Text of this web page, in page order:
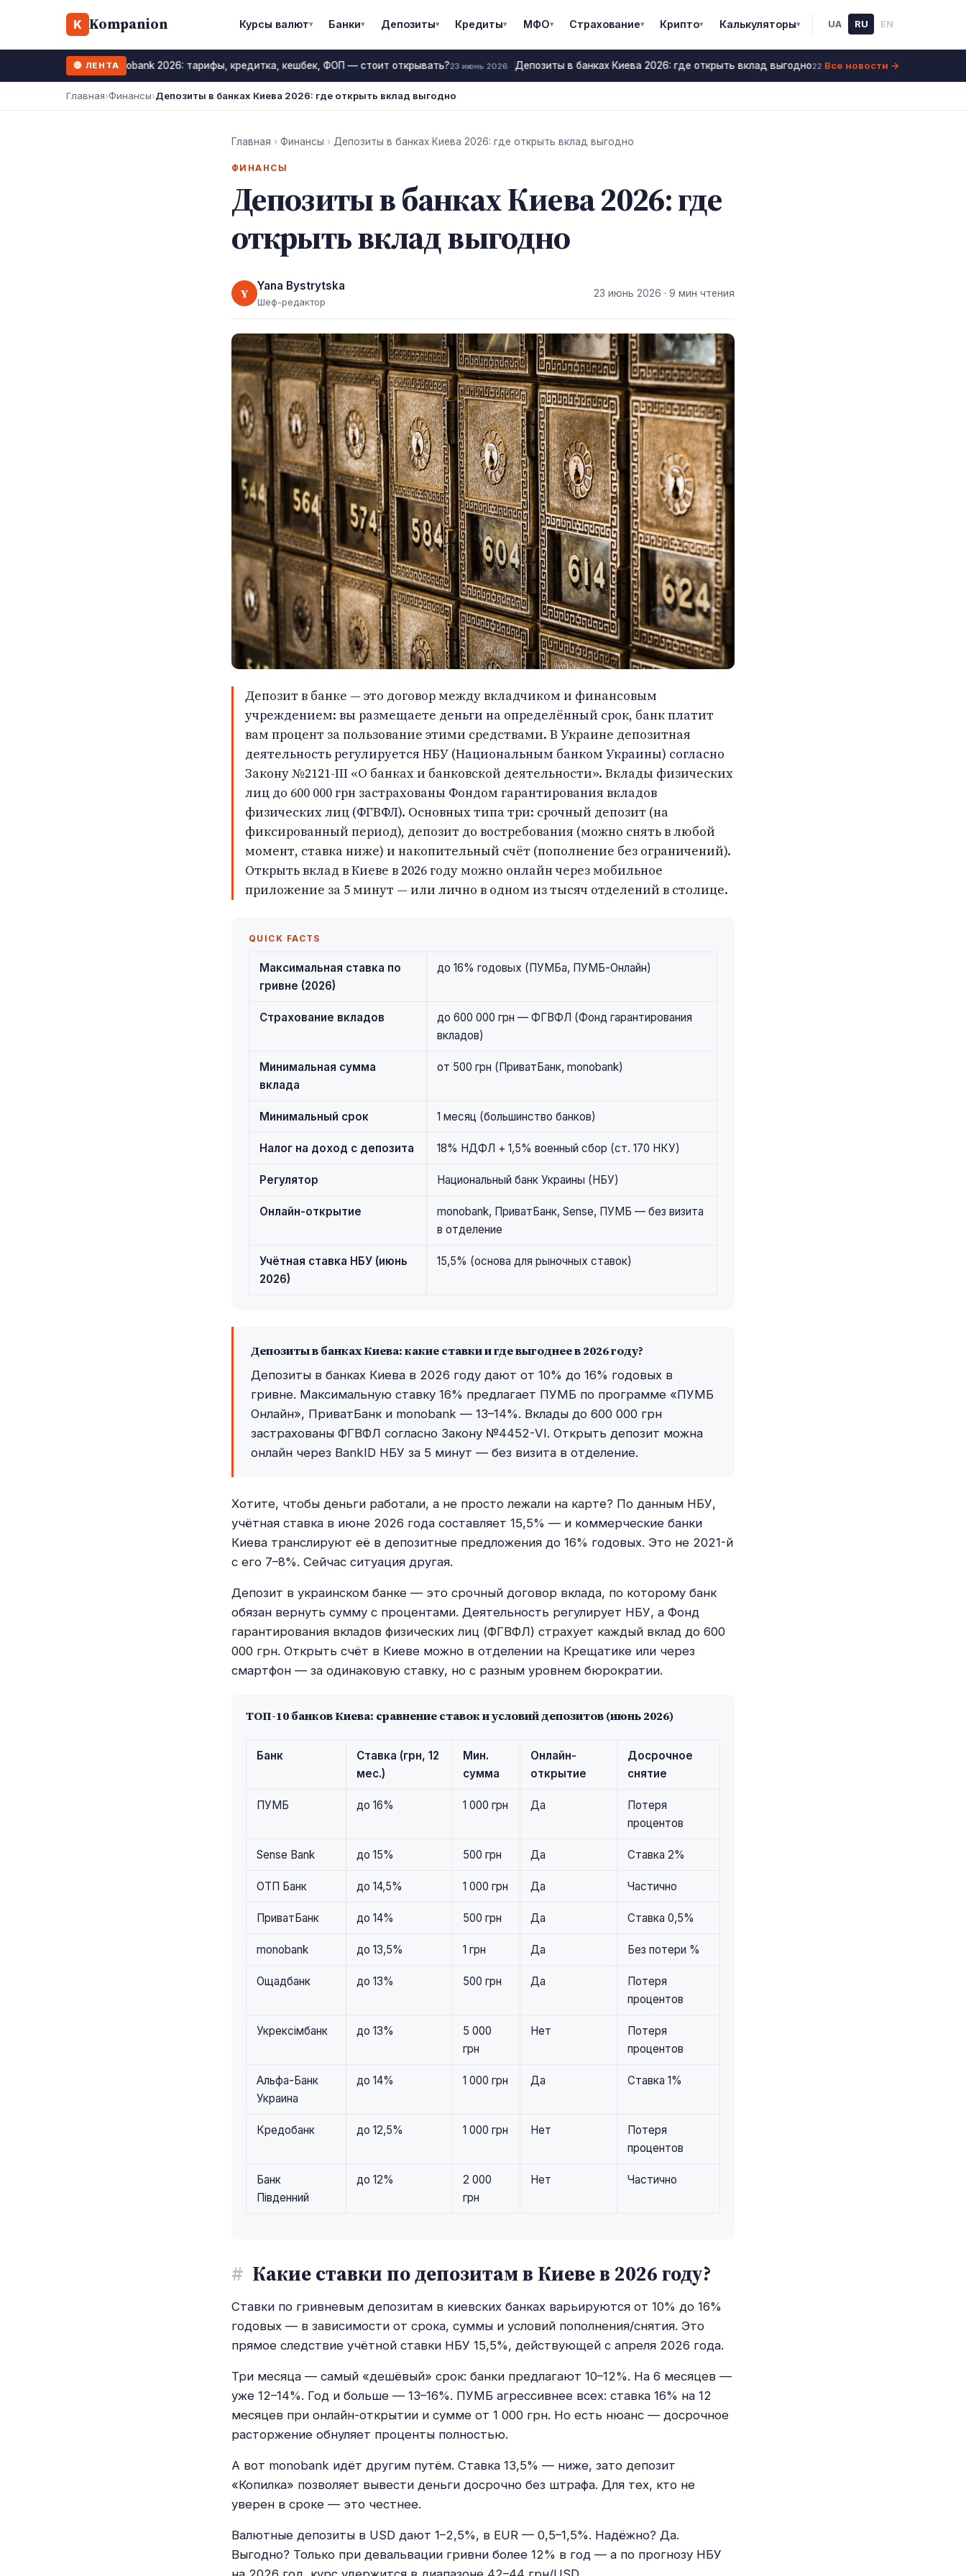
K Kompanion Курсы валют▾ Банки▾ Депозиты▾ Кредиты▾ МФО▾ Страхование▾ Крипто▾ Калькуляторы▾ UA RU EN
🔴 ЛЕНТА
12 июль 2026 Monobank 2026: тарифы, кредитка, кешбек, ФОП — стоит открывать?23 июнь 2026 Депозиты в банках Киева 2026: где открыть вклад выгодно22 июнь 2026 Ставки по
Все новости →
Главная›Финансы›Депозиты в банках Киева 2026: где открыть вклад выгодно
Главная › Финансы › Депозиты в банках Киева 2026: где открыть вклад выгодно
ФИНАНСЫ
Депозиты в банках Киева 2026: где
открыть вклад выгодно
Y Yana Bystrytska
Шеф-редактор
23 июнь 2026 · 9 мин чтения
Депозит в банке — это договор между вкладчиком и финансовым
учреждением: вы размещаете деньги на определённый срок, банк платит
вам процент за пользование этими средствами. В Украине депозитная
деятельность регулируется НБУ (Национальным банком Украины) согласно
Закону №2121-III «О банках и банковской деятельности». Вклады физических
лиц до 600 000 грн застрахованы Фондом гарантирования вкладов
физических лиц (ФГВФЛ). Основных типа три: срочный депозит (на
фиксированный период), депозит до востребования (можно снять в любой
момент, ставка ниже) и накопительный счёт (пополнение без ограничений).
Открыть вклад в Киеве в 2026 году можно онлайн через мобильное
приложение за 5 минут — или лично в одном из тысяч отделений в столице.
QUICK FACTS
Максимальная ставка по
гривне (2026)
до 16% годовых (ПУМБа, ПУМБ-Онлайн)
Страхование вкладов
до 600 000 грн — ФГВФЛ (Фонд гарантирования
вкладов)
Минимальная сумма
вклада
от 500 грн (ПриватБанк, monobank)
Минимальный срок 1 месяц (большинство банков)
Налог на доход с депозита 18% НДФЛ + 1,5% военный сбор (ст. 170 НКУ)
Регулятор Национальный банк Украины (НБУ)
Онлайн-открытие
monobank, ПриватБанк, Sense, ПУМБ — без визита
в отделение
Учётная ставка НБУ (июнь
2026)
15,5% (основа для рыночных ставок)
Депозиты в банках Киева: какие ставки и где выгоднее в 2026 году?
Депозиты в банках Киева в 2026 году дают от 10% до 16% годовых в
гривне. Максимальную ставку 16% предлагает ПУМБ по программе «ПУМБ
Онлайн», ПриватБанк и monobank — 13–14%. Вклады до 600 000 грн
застрахованы ФГВФЛ согласно Закону №4452-VI. Открыть депозит можна
онлайн через BankID НБУ за 5 минут — без визита в отделение.
Хотите, чтобы деньги работали, а не просто лежали на карте? По данным НБУ,
учётная ставка в июне 2026 года составляет 15,5% — и коммерческие банки
Киева транслируют её в депозитные предложения до 16% годовых. Это не 2021-й
с его 7–8%. Сейчас ситуация другая.
Депозит в украинском банке — это срочный договор вклада, по которому банк
обязан вернуть сумму с процентами. Деятельность регулирует НБУ, а Фонд
гарантирования вкладов физических лиц (ФГВФЛ) страхует каждый вклад до 600
000 грн. Открыть счёт в Киеве можно в отделении на Крещатике или через
смартфон — за одинаковую ставку, но с разным уровнем бюрократии.
ТОП-10 банков Киева: сравнение ставок и условий депозитов (июнь 2026)
Банк
Ставка (грн, 12
мес.)
Мин.
сумма
Онлайн-
открытие
Досрочное
снятие
ПУМБ до 16% 1 000 грн Да
Потеря
процентов
Sense Bank до 15% 500 грн Да Ставка 2%
ОТП Банк до 14,5% 1 000 грн Да Частично
ПриватБанк до 14% 500 грн Да Ставка 0,5%
monobank до 13,5% 1 грн Да Без потери %
Ощадбанк до 13% 500 грн Да
Потеря
процентов
Укрексімбанк до 13%
5 000
грн
Нет
Потеря
процентов
Альфа-Банк
Украина
до 14% 1 000 грн Да Ставка 1%
Кредобанк до 12,5% 1 000 грн Нет
Потеря
процентов
Банк
Південний
до 12%
2 000
грн
Нет Частично
# Какие ставки по депозитам в Киеве в 2026 году?
Ставки по гривневым депозитам в киевских банках варьируются от 10% до 16%
годовых — в зависимости от срока, суммы и условий пополнения/снятия. Это
прямое следствие учётной ставки НБУ 15,5%, действующей с апреля 2026 года.
Три месяца — самый «дешёвый» срок: банки предлагают 10–12%. На 6 месяцев —
уже 12–14%. Год и больше — 13–16%. ПУМБ агрессивнее всех: ставка 16% на 12
месяцев при онлайн-открытии и сумме от 1 000 грн. Но есть нюанс — досрочное
расторжение обнуляет проценты полностью.
А вот monobank идёт другим путём. Ставка 13,5% — ниже, зато депозит
«Копилка» позволяет вывести деньги досрочно без штрафа. Для тех, кто не
уверен в сроке — это честнее.
Валютные депозиты в USD дают 1–2,5%, в EUR — 0,5–1,5%. Надёжно? Да.
Выгодно? Только при девальвации гривни более 12% в год — а по прогнозу НБУ